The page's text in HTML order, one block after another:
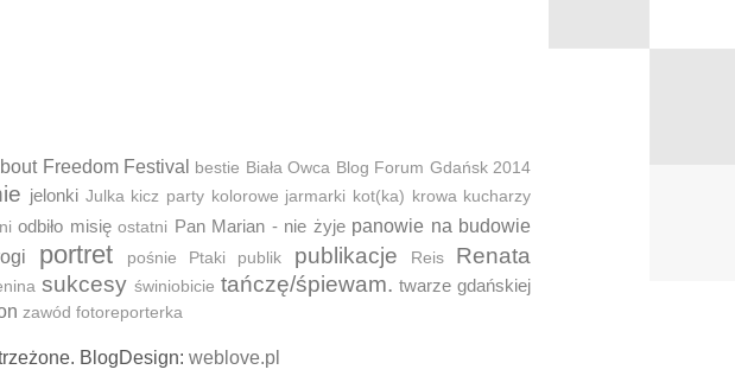
Freedom Festival bestie Biała Owca Blog Forum Gdańsk 2014
jelonki Julka kicz party kolorowe jarmarki kot(ka) krowa kucharzy
odbiło misię ostatni Pan Marian - nie żyje panowie na budowie
portret pośnie Ptaki publik publikacje Reis
Renata
sukcesy świniobicie tańczę/śpiewam. twarze gdańskiej
zawód fotoreporterka
BlogDesign: weblove.pl